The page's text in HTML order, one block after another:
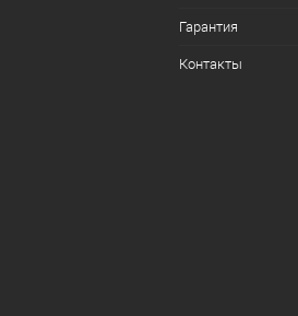
Гарантия
Контакты